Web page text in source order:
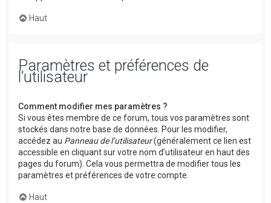
Haut
Paramètres et préférences de
l’utilisateur
Comment modifier mes paramètres ?
Si vous êtes membre de ce forum, tous vos paramètres sont
stockés dans notre base de données. Pour les modifier,
accédez au Panneau de l’utilisateur(généralement ce lien est
accessible en cliquant sur votre nom d’utilisateur en haut des
pages du forum). Cela vous permettra de modifier tous les
paramètres et préférences de votre compte.
Haut